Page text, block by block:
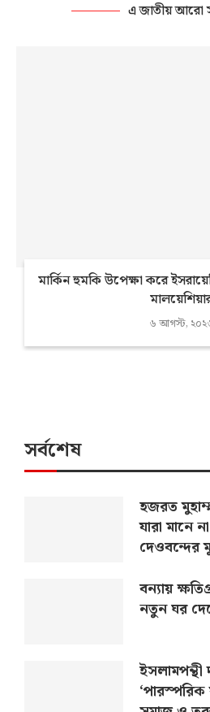
এ জাতীয় আরো
মার্কিন হুমকি উপেক্ষা করে
৬ আগস্ট,
সর্বশেষ
হজরত
যারা মানে
দেওবন্দের
বন্যায়
নতুন ঘর